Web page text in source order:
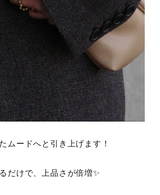
ムードへと引き上げます！
だけで、上品さが倍増✨